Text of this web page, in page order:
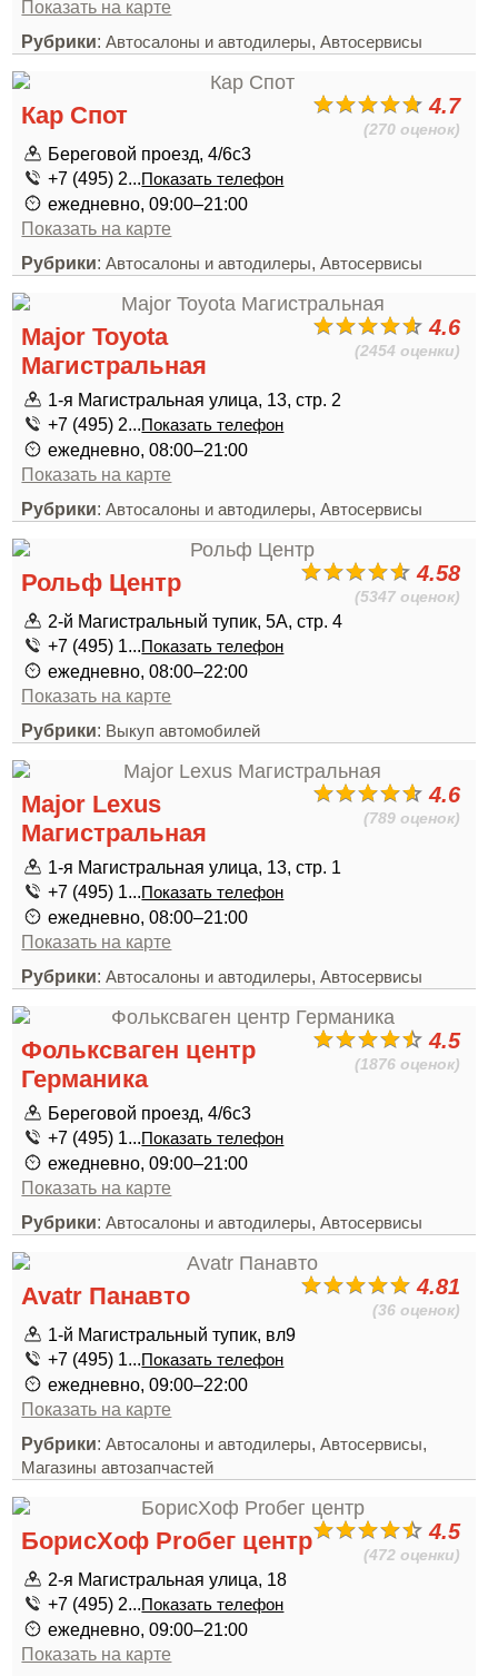
Показать на карте
Рубрики:Автосалоны и автодилеры,Автосервисы
4.7
(270 оценок)
Кар Спот
Береговой проезд, 4/6с3
+7 (495) 2...Показать телефон
ежедневно, 09:00–21:00
Показать на карте
Рубрики:Автосалоны и автодилеры,Автосервисы
4.6
(2454 оценки)
Major Toyota
Магистральная
1-я Магистральная улица, 13, стр. 2
+7 (495) 2...Показать телефон
ежедневно, 08:00–21:00
Показать на карте
Рубрики:Автосалоны и автодилеры,Автосервисы
4.58
(5347 оценок)
Рольф Центр
2-й Магистральный тупик, 5А, стр. 4
+7 (495) 1...Показать телефон
ежедневно, 08:00–22:00
Показать на карте
Рубрики: Выкуп автомобилей
4.6
(789 оценок)
Major Lexus
Магистральная
1-я Магистральная улица, 13, стр. 1
+7 (495) 1...Показать телефон
ежедневно, 08:00–21:00
Показать на карте
Рубрики:Автосалоны и автодилеры,Автосервисы
4.5
(1876 оценок)
Фольксваген центр
Германика
Береговой проезд, 4/6с3
+7 (495) 1...Показать телефон
ежедневно, 09:00–21:00
Показать на карте
Рубрики:Автосалоны и автодилеры,Автосервисы
4.81
(36 оценок)
Avatr Панавто
1-й Магистральный тупик, вл9
+7 (495) 1...Показать телефон
ежедневно, 09:00–22:00
Показать на карте
Рубрики:Автосалоны и автодилеры,Автосервисы,
Магазины автозапчастей
4.5
(472 оценки)
БорисХоф Proбег центр
2-я Магистральная улица, 18
+7 (495) 2...Показать телефон
ежедневно, 09:00–21:00
Показать на карте